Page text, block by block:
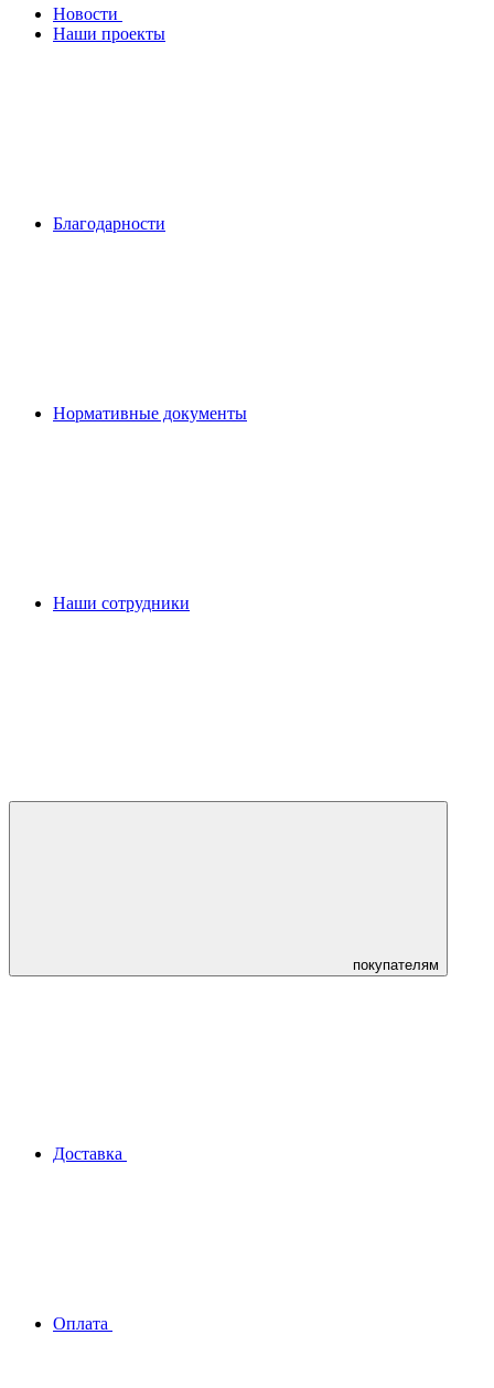
Новости
Наши проекты
Благодарности
Нормативные документы
Наши сотрудники
покупателям
Доставка
Оплата